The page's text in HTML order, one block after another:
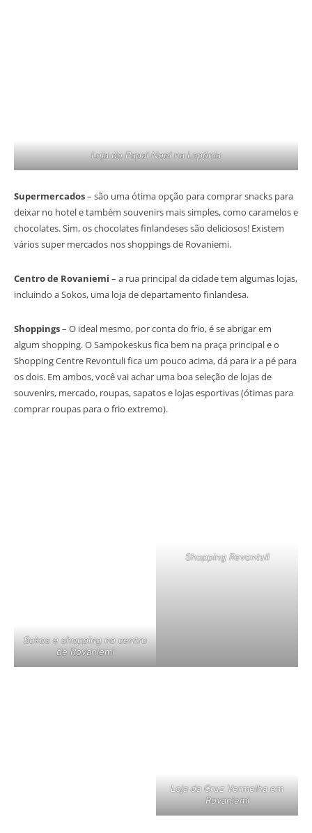
Loja do Papai Noel na Lapônia
Supermercados– são uma ótima opção para comprar snacks para
deixar no hotel e também souvenirs mais simples, como caramelos e
chocolates. Sim, os chocolates finlandeses são deliciosos! Existem
vários super mercados nos shoppings de Rovaniemi.
Centro de Rovaniemi – a rua principal da cidade tem algumas lojas,
incluindo a Sokos, uma loja de departamento finlandesa.
Shoppings– O ideal mesmo, por conta do frio, é se abrigar em
algum shopping. O Sampokeskus fica bem na praça principal e o
Shopping Centre Revontuli fica um pouco acima, dá para ir a pé para
os dois. Em ambos, você vai achar uma boa seleção de lojas de
souvenirs, mercado, roupas, sapatos e lojas esportivas (ótimas para
comprar roupas para o frio extremo).
Sokos e shopping no centro
de Rovaniemi
Shopping Revontuli
Loja da Cruz Vermelha em
Rovaniemi